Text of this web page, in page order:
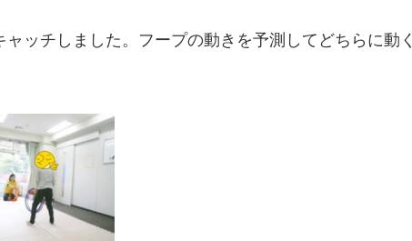
ッチしました。フープの動きを予測してどちらに動く